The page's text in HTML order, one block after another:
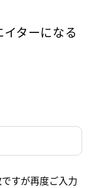
イターになる
すが再度ご入力